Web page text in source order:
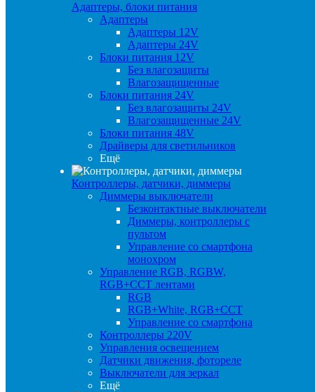
Адаптеры, блоки питания
Адаптеры
Адаптеры 12V
Адаптеры 24V
Блоки питания 12V
Без влагозащиты
Влагозащищенные
Блоки питания 24V
Без влагозащиты 24V
Влагозащищенные 24V
Блоки питания 48V
Драйверы для светильников
Ещё
Контроллеры, датчики, диммеры
Диммеры выключатели
Безконтактные выключатели
Диммеры, контроллеры с
пультом
Управление со смартфона
монохром
Управление RGB, RGBW,
RGB+CCT лентами
RGB
RGB+White, RGB+CCT
Управление со смартфона
Контроллеры 220V
Управления освещением
Датчики движения, фотореле
Выключатели для зеркал
Ещё